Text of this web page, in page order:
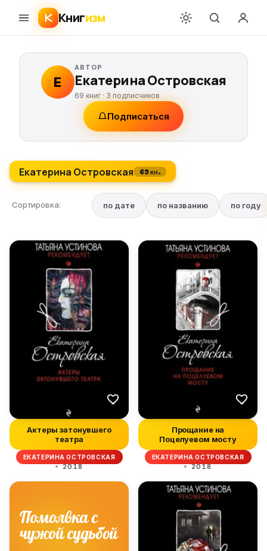
Книгизм
Е
АВТОР
Екатерина Островская
69 книг · 3 подписчиков
Подписаться
Екатерина Островская 69 кн.
Сортировка: по дате по названию по году
Актеры затонувшего
театра
ЕКАТЕРИНА ОСТРОВСКАЯ
2018
Прощание на
Поцелуевом мосту
ЕКАТЕРИНА ОСТРОВСКАЯ
2018